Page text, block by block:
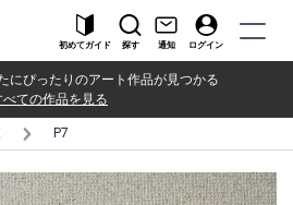
初めてガイド 探す 通知 ログイン
にぴったりのアート作品が見つかる
べての作品を見る
P7